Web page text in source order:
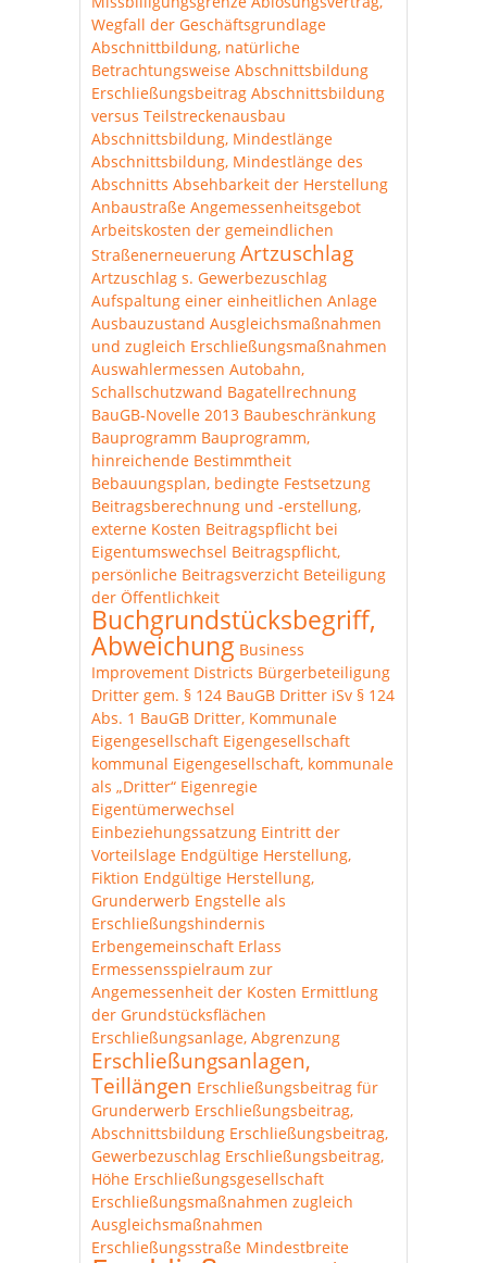
Wegfall der Geschäftsgrundlage
Abschnittbildung, natürliche
Betrachtungsweise Abschnittsbildung
Erschließungsbeitrag Abschnittsbildung
versus Teilstreckenausbau
Abschnittsbildung, Mindestlänge
Abschnittsbildung, Mindestlänge des
Abschnitts Absehbarkeit der Herstellung
Anbaustraße Angemessenheitsgebot
Arbeitskosten der gemeindlichen
Straßenerneuerung Artzuschlag
Artzuschlag s. Gewerbezuschlag
Aufspaltung einer einheitlichen Anlage
Ausbauzustand Ausgleichsmaßnahmen
und zugleich Erschließungsmaßnahmen
Auswahlermessen Autobahn,
Schallschutzwand Bagatellrechnung
BauGB-Novelle 2013 Baubeschränkung
Bauprogramm Bauprogramm,
hinreichende Bestimmtheit
Bebauungsplan, bedingte Festsetzung
Beitragsberechnung und -erstellung,
externe Kosten Beitragspflicht bei
Eigentumswechsel Beitragspflicht,
persönliche Beitragsverzicht Beteiligung
der Öffentlichkeit
Buchgrundstücksbegriff,
Abweichung Business
Improvement Districts Bürgerbeteiligung
Dritter gem. § 124 BauGB Dritter iSv § 124
Abs. 1 BauGB Dritter, Kommunale
Eigengesellschaft Eigengesellschaft
kommunal Eigengesellschaft, kommunale
als „Dritter“ Eigenregie
Eigentümerwechsel
Einbeziehungssatzung Eintritt der
Vorteilslage Endgültige Herstellung,
Fiktion Endgültige Herstellung,
Grunderwerb Engstelle als
Erschließungshindernis
Erbengemeinschaft Erlass
Ermessensspielraum zur
Angemessenheit der Kosten Ermittlung
der Grundstücksflächen
Erschließungsanlage, Abgrenzung
Erschließungsanlagen,
Teillängen Erschließungsbeitrag für
Grunderwerb Erschließungsbeitrag,
Abschnittsbildung Erschließungsbeitrag,
Gewerbezuschlag Erschließungsbeitrag,
Höhe Erschließungsgesellschaft
Erschließungsmaßnahmen zugleich
Ausgleichsmaßnahmen
Erschließungsstraße Mindestbreite